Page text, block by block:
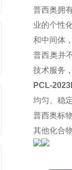
普西奥拥
业的个性
和中间体
普西奥并
技术服务
PCL-
均匀、稳
普西奥标
其他化合